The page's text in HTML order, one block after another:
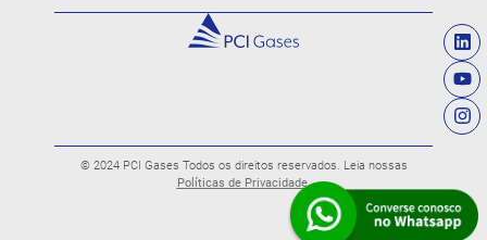
© 2024 PCI Gases Todos os direitos reservados. Leia nossas
Políticas de Privacidade.